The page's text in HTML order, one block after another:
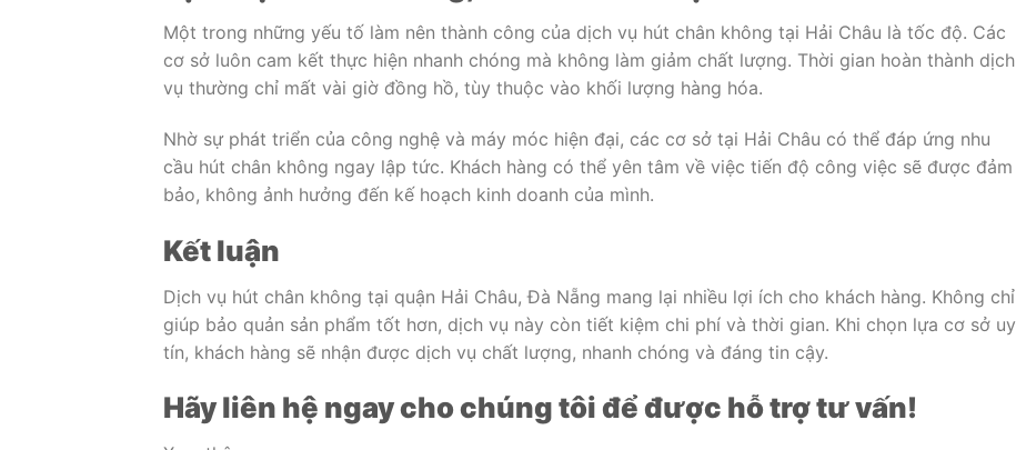
Một trong những yếu tố làm nên thành công của dịch vụ hút chân không tại Hải Châu là tốc độ. Các
cơ sở luôn cam kết thực hiện nhanh chóng mà không làm giảm chất lượng. Thời gian hoàn thành dịch
vụ thường chỉ mất vài giờ đồng hồ, tùy thuộc vào khối lượng hàng hóa.
Nhờ sự phát triển của công nghệ và máy móc hiện đại, các cơ sở tại Hải Châu có thể đáp ứng nhu
cầu hút chân không ngay lập tức. Khách hàng có thể yên tâm về việc tiến độ công việc sẽ được đảm
bảo, không ảnh hưởng đến kế hoạch kinh doanh của mình.
Kết luận
Dịch vụ hút chân không tại quận Hải Châu, Đà Nẵng mang lại nhiều lợi ích cho khách hàng. Không chỉ
giúp bảo quản sản phẩm tốt hơn, dịch vụ này còn tiết kiệm chi phí và thời gian. Khi chọn lựa cơ sở uy
tín, khách hàng sẽ nhận được dịch vụ chất lượng, nhanh chóng và đáng tin cậy.
Hãy liên hệ ngay cho chúng tôi để được hỗ trợ tư vấn!